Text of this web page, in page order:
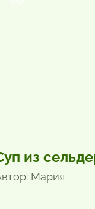
из
Мария